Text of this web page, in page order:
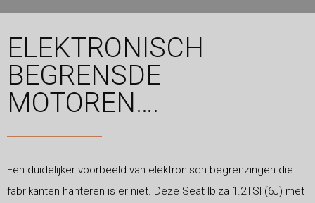
ELEKTRONISCH
BEGRENSDE
MOTOREN….
Een duidelijker voorbeeld van elektronisch begrenzingen die
fabrikanten hanteren is er niet. Deze Seat Ibiza 1.2TSI (6J) met